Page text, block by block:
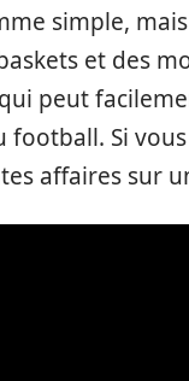
simple,
et des
peut
football. Si
affaires sur